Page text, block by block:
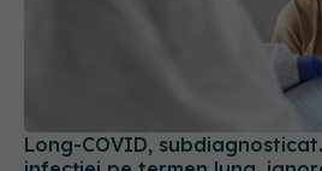
Long-COVID,
infecției pe termen lung,